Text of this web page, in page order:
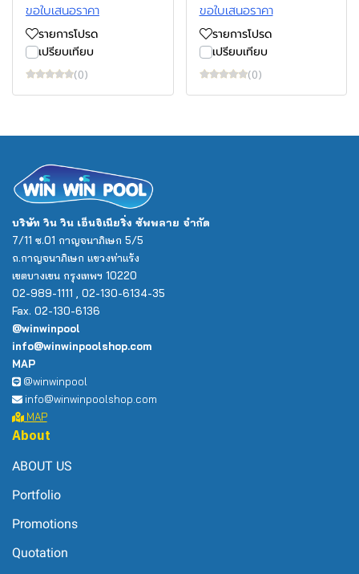
ขอใบเสนอราคา
รายการโปรด
เปรียบเทียบ
(0)
ขอใบเสนอราคา
รายการโปรด
เปรียบเทียบ
(0)
บริษัท วิน วิน เอ็นจิเนียริ่ง ซัพพลาย จำกัด
7/11 ซ.01 กาญจนาภิเษก 5/5
ถ.กาญจนาภิเษก แขวงท่าแร้ง
เขตบางเขน กรุงเทพฯ 10220
02-989-1111 , 02-130-6134-35
Fax. 02-130-6136
@winwinpool
info@winwinpoolshop.com
MAP
@winwinpool
info@winwinpoolshop.com
MAP
About
ABOUT US
Portfolio
Promotions
Quotation